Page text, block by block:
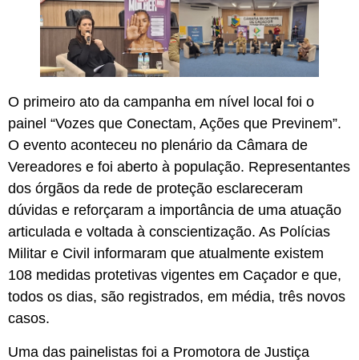
O primeiro ato da campanha em nível local foi o
painel “Vozes que Conectam, Ações que Previnem”.
O evento aconteceu no plenário da Câmara de
Vereadores e foi aberto à população. Representantes
dos órgãos da rede de proteção esclareceram
dúvidas e reforçaram a importância de uma atuação
articulada e voltada à conscientização. As Polícias
Militar e Civil informaram que atualmente existem
108 medidas protetivas vigentes em Caçador e que,
todos os dias, são registrados, em média, três novos
casos.
Uma das painelistas foi a Promotora de Justiça